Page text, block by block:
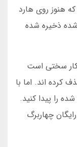
که هنوز روی هارد
ذخیره شده
پیدا کردن فایل اصلی نسخه ۱.۰.۳ کار سختی است
کرده اند. اما با
را پیدا کنید.
چهاربرگ